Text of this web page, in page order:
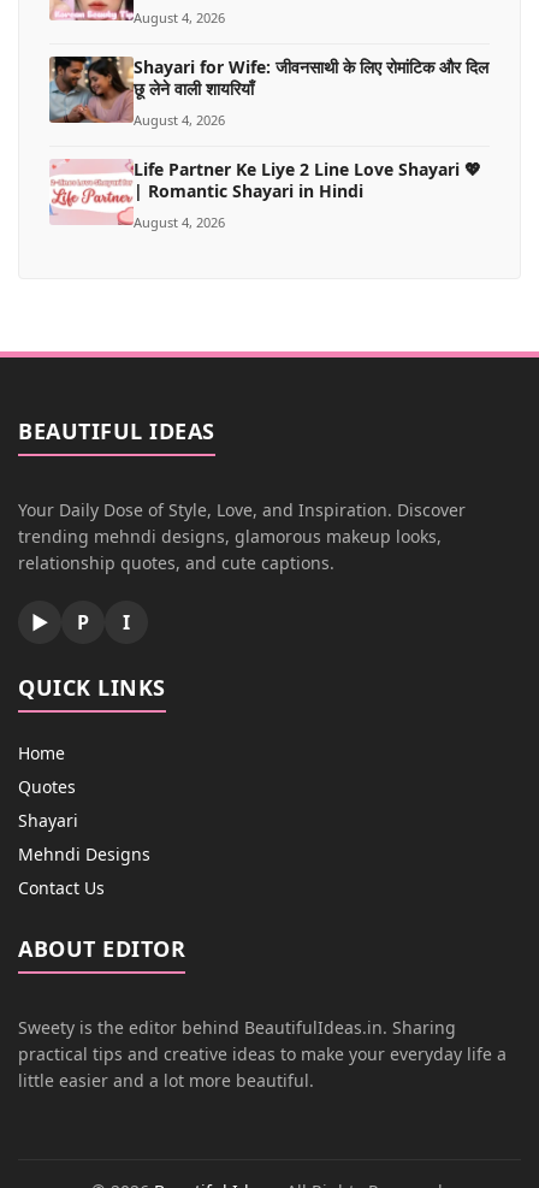
August 4, 2026
Shayari for Wife: जीवनसाथी के लिए रोमांटिक और दिल
छू लेने वाली शायरियाँ
August 4, 2026
Life Partner Ke Liye 2 Line Love Shayari 💖
| Romantic Shayari in Hindi
August 4, 2026
BEAUTIFUL IDEAS
Your Daily Dose of Style, Love, and Inspiration. Discover
trending mehndi designs, glamorous makeup looks,
relationship quotes, and cute captions.
▶ P I
QUICK LINKS
Home
Quotes
Shayari
Mehndi Designs
Contact Us
ABOUT EDITOR
Sweety is the editor behind BeautifulIdeas.in. Sharing
practical tips and creative ideas to make your everyday life a
little easier and a lot more beautiful.